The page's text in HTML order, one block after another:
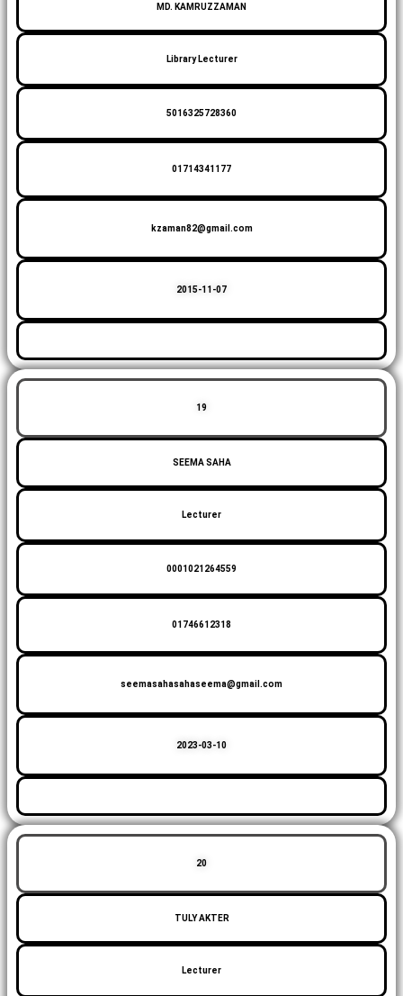
MD. KAMRUZZAMAN
Library Lecturer
5016325728360
01714341177
kzaman82@gmail.com
2015-11-07
19
SEEMA SAHA
Lecturer
0001021264559
01746612318
seemasahasahaseema@gmail.com
2023-03-10
20
TULY AKTER
Lecturer